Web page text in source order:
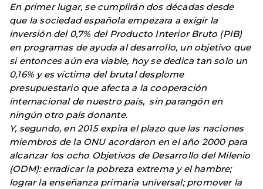
En primer lugar, se cumplirán dos décadas desde
que la sociedad española empezara a exigir la
inversión del 0,7% del Producto Interior Bruto (PIB)
en programas de ayuda al desarrollo, un objetivo que
si entonces aún era viable, hoy se dedica tan solo un
0,16% y es víctima del brutal desplome
presupuestario que afecta a la cooperación
internacional de nuestro país, sin parangón en
ningún otro país donante.
Y, segundo, en 2015 expira el plazo que las naciones
miembros de la ONU acordaron en el año 2000 para
alcanzar los ocho Objetivos de Desarrollo del Milenio
(ODM): erradicar la pobreza extrema y el hambre;
lograr la enseñanza primaria universal; promover la